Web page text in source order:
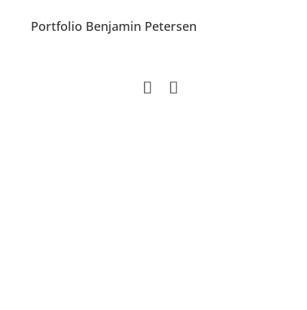
Portfolio Benjamin Petersen